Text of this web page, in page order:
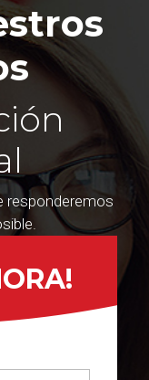
responderemos